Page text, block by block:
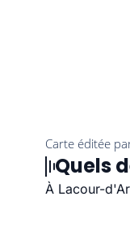
Quels
À Lacour-